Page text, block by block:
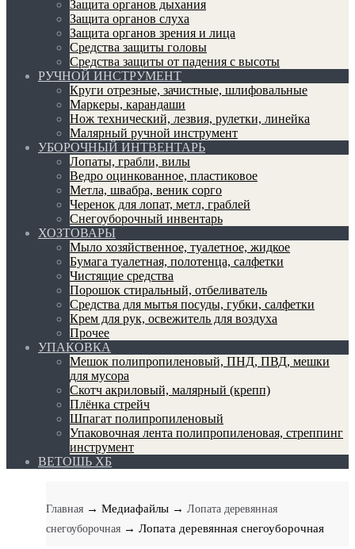
Защита органов дыхания
Защита органов слуха
Защита органов зрения и лица
Средства защиты головы
Средства защиты от падения с высоты
РУЧНОЙ ИНСТРУМЕНТ
Круги отрезные, зачистные, шлифовальные
Маркеры, карандаши
Нож технический, лезвия, рулетки, линейка
Малярный ручной инструмент
УБОРОЧНЫЙ ИНТВЕНТАРЬ
Лопаты, грабли, вилы
Ведро оцинкованное, пластиковое
Метла, швабра, веник сорго
Черенок для лопат, метл, граблей
Снегоуборочный инвентарь
ХОЗТОВАРЫ
Мыло хозяйственное, туалетное, жидкое
Бумага туалетная, полотенца, салфетки
Чистящие средства
Порошок стиральный, отбеливатель
Средства для мытья посуды, губки, салфетки
Крем для рук, освежитель для воздуха
Прочее
УПАКОВКА
Мешок полипропиленовый, ПНД, ПВД, мешки
для мусора
Скотч акриловый, малярный (крепп)
Плёнка стрейч
Шпагат полипропиленовый
Упаковочная лента полипропиленовая, стреппинг
инструмент
ВЕТОШЬ ХБ
Главная → Медиафайлы → Лопата деревянная
снегоуборочная → Лопата деревянная снегоуборочная